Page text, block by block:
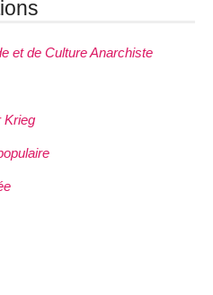
et de Culture Anarchiste
Krieg